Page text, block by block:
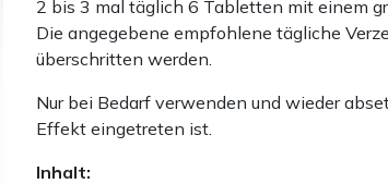
2 bis 3 mal täglich 6 Tabletten mit einem
Die angegebene empfohlene tägliche
überschritten werden.
Nur bei Bedarf verwenden und wieder
Effekt eingetreten ist.
Inhalt: